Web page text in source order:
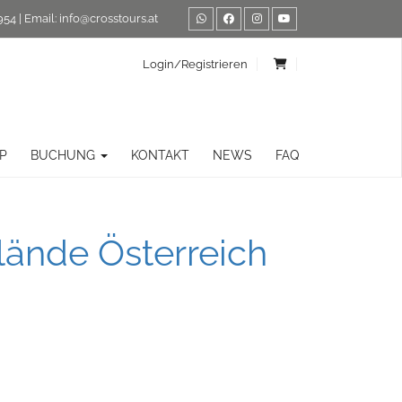
| Email: info@crosstours.at
Login/Registrieren
BUCHUNG KONTAKT NEWS FAQ
Österreich